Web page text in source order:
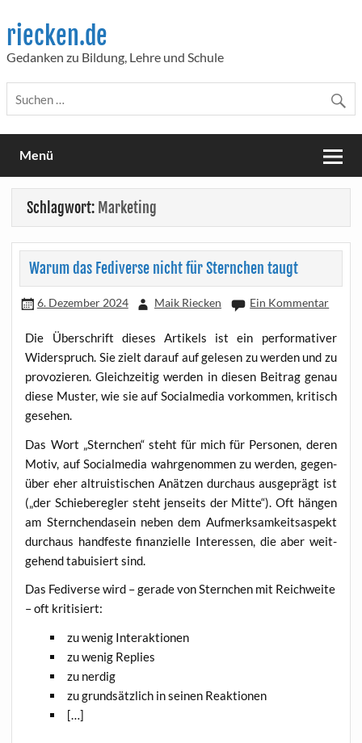
content
riecken.de
Gedanken zu Bildung, Lehre und Schule
Menü
Schlagwort: Marketing
Warum das Fediverse nicht für Sternchen taugt
6. Dezember 2024 Maik Riecken Ein Kommentar
Die Über­schrift die­ses Arti­kels ist ein per­for­ma­ti­ver
Wider­spruch. Sie zielt dar­auf auf gele­sen zu wer­den und zu
pro­vo­zie­ren. Gleich­zei­tig wer­den in die­sen Bei­trag genau
die­se Mus­ter, wie sie auf Social­me­dia vor­kom­men, kri­tisch
gesehen.
Das Wort „Stern­chen“ steht für mich für Per­so­nen, deren
Motiv, auf Social­me­dia wahr­ge­nom­men zu wer­den, gegen­
über eher altru­is­ti­schen Anät­zen durch­aus aus­ge­prägt ist
(„der Schie­be­reg­ler steht jen­seits der Mit­te“). Oft hän­gen
am Stern­chen­da­sein neben dem Auf­merk­sam­keits­aspekt
durch­aus hand­fes­te finan­zi­el­le Inter­es­sen, die aber weit­
ge­hend tabui­siert sind.
Das Fedi­ver­se wird – gera­de von Stern­chen mit Reich­wei­te
– oft kritisiert:
zu wenig Interaktionen
zu wenig Replies
zu nerdig
zu grund­sätz­lich in sei­nen Reaktionen
[…]